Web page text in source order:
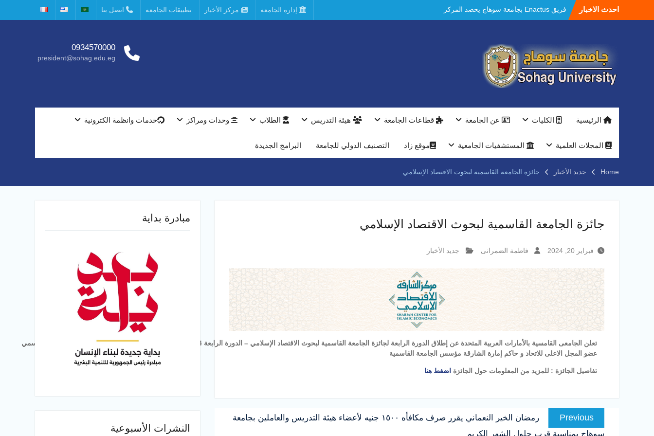
احدث الاخبار
فريق Enactus بجامعة سوهاج يحصد المركز
الاول في الابتكار وتمكين المراة والمركز الثاني
مستشفيات سوهاج الجامعية تحقق إنجازًا طبيًا
جديدًا و تنجح في علاج 3 حالات أكالازيا بتقنية
POEM دون جراحة .
النعماني يلتقي بمدير امن سوهاج الجديد لتقديم
بمعرض الاكاديمية العسكريه علي هامش
النعماني والمدير التنفيذي لشركة وادي النيل
جامعة سوهاج تفتح أبوابها لطلاب الثانوية العامة
إدارة الجامعة مركز الأخبار تطبيقات الجامعة اتصل بنا
0934570000
president@sohag.edu.eg
الرئيسية الكليات عن الجامعة قطاعات الجامعة هيئة التدريس الطلاب وحدات ومراكز خدمات وانظمة الكترونية
المجلات العلمية المستشفيات الجامعية موقع زاد التصنيف الدولي للجامعة البرامج الجديدة
Home جديد الأخبار جائزة الجامعة القاسمية لبحوث الاقتصاد الإسلامي
جائزة الجامعة القاسمية لبحوث الاقتصاد الإسلامي
فبراير 20, 2024 فاطمة الضمرانى جديد الأخبار
تعلن الجامعى القامسية بالأمارات العربية المتحدة عن إطلاق الدورة الرابعة لجائزة الجامعة القاسمية لبحوث الاقتصاد الإسلامي – الدورة الرابعة 2024 تحت رعاية صاحب السمو الشيخ الدكتور بن محمد القاسمي
عضو المجل الاعلى للاتحاد و حاكم إمارة الشارقة مؤسس الجامعة القاسمية
تفاصيل الجائزة : للمزيد من المعلومات حول الجائزة اضغط هنا
تصفّح
المقالاتPrevious
Previous
post:
رمضان الخير النعماني يقرر صرف مكافأه ١٥٠٠ جنيه لأعضاء هيئة التدريس والعاملين بجامعة
سوهاج بمناسبة قرب حلول الشهر الكريم
مبادرة بداية
النشرات الأسبوعية